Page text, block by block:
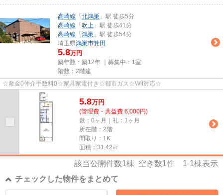
高崎線 「 北鴻巣 」駅 徒歩5分
高崎線 「 吹上 」駅 徒歩41分
高崎線 「 鴻巣 」駅 徒歩54分
埼玉県鴻巣市箕田
5.8万円
築年数：築12年 ｜募集中： 1室
階数：2階建
☆敷金0仲介手数料0☆家具家電付き☆都市ガス☆Wif対応☆
5.8万円
(管理費・共益費 6,000円)
敷：0ヶ月｜礼：1ヶ月
所在階：2階
間取り：1K
面積：31.42㎡
該当公開件数1棟 空き数1件 1-1棟表示
チェックした物件をまとめて